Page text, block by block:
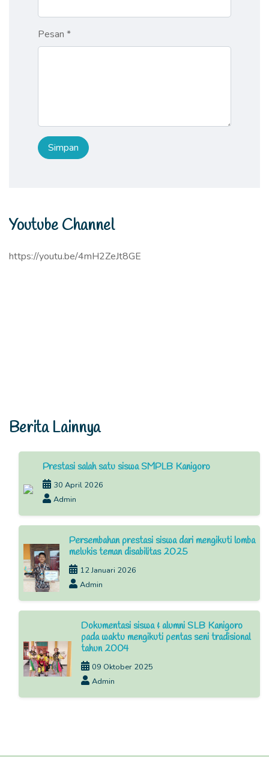
Pesan *
Youtube Channel
https://youtu.be/4mH2ZeJt8GE
Berita Lainnya
Prestasi salah satu siswa SMPLB Kanigoro
30 April 2026
Admin
Persembahan prestasi siswa dari mengikuti lomba
melukis teman disabilitas 2025
12 Januari 2026
Admin
Dokumentasi siswa & alumni SLB Kanigoro
pada waktu mengikuti pentas seni tradisional
tahun 2004
09 Oktober 2025
Admin